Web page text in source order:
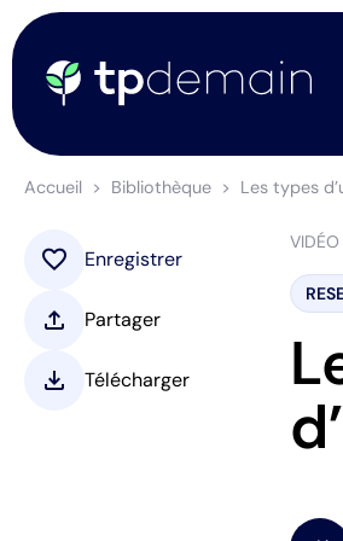
Accueil Bibliothèque Les types
VIDÉO
favorite Enregistrer
upload Partager
download Télécharger